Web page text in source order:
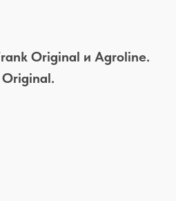
Original и Agroline.